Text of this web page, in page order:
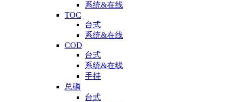
系统&在线
TOC
台式
系统&在线
COD
台式
系统&在线
手持
总磷
台式